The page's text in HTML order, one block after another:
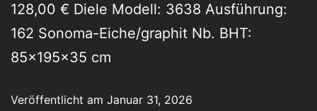
128,00 € Diele Modell: 3638 Ausführung:
162 Sonoma-Eiche/graphit Nb. BHT:
85x195x35 cm
Veröffentlicht am Januar 31, 2026